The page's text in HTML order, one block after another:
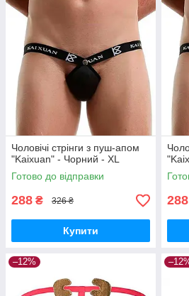
Чоловічі стрінги з пуш-апом
"Kaixuan" - Чорний - XL
Готово до відправки
288 ₴ 326 ₴
Купити
288
–12%